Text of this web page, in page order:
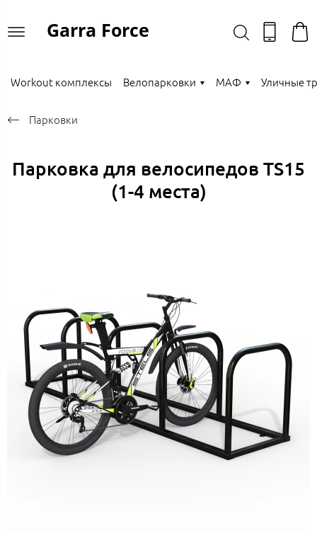
Garra Force
Workout комплексы Велопарковки МАФ Уличные
Парковки
Парковка для велосипедов TS15
(1-4 места)